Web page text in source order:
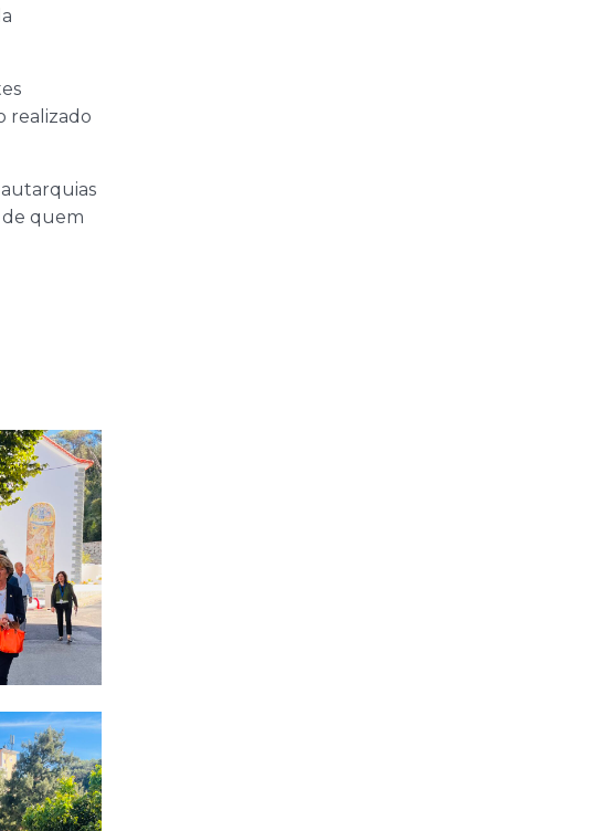
realizado
autarquias
de quem